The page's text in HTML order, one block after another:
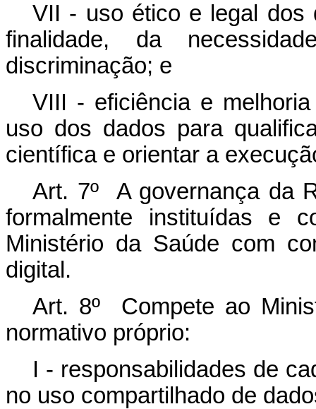
VII - uso ético e legal dos
finalidade, da
discriminação; e
VIII - eficiência e
uso dos dados para
científica e orientar a
Art. 7º A governança da
formalmente instituídas e
Ministério da Saúde com
digital.
Art. 8º Compete ao
normativo próprio:
I - responsabilidades de
no uso compartilhado de